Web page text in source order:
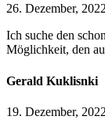
26. Dezember,
Ich suche den
Möglichkeit, den
Gerald Kuklisnki
19. Dezember,